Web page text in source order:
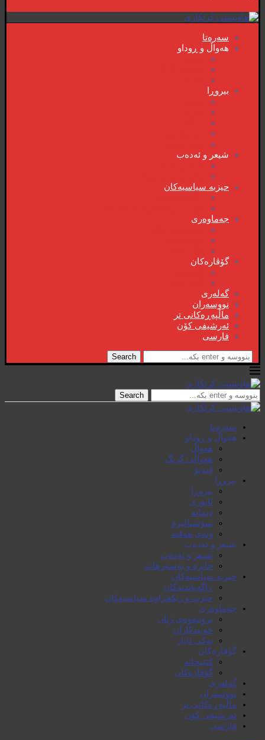
سەرەتا
هەواڵ و ڕوداو
بیروڕا
شیعر و ئەدەب
حیزبە سیاسیەکان
جەماوەری
گۆڤارەکان
گەلەری
نووسەران
ماڵپەڕەکانی تر
ئەرشیفی کۆن
فارسی
Search
Search
سەرەتا
هەواڵ و ڕوداو
هەواڵ
هەواڵی گرنگ
ڤیدیۆ
بیروڕا
بیروڕا
ئابوری
دیمانە
سۆشیالیزم
وتەی هەفتە
شیعر و ئەدەب
شیعر و ئەدەب
خاترە و بەسەرهات
حیزبە سیاسیەکان
ڕاگەیاندنەکان
حیزب و ریکخراوە سیاسیەکان
جەماوەری
بزوتنەوەی ژنان
خویند‌کاران
یەکی ئایار
گۆڤارەکان
کتێبخانە
گۆڤارەکان
گەلەری
نووسەران
ماڵپەڕەکانی تر
ئەرشیفی کۆن
فارسی